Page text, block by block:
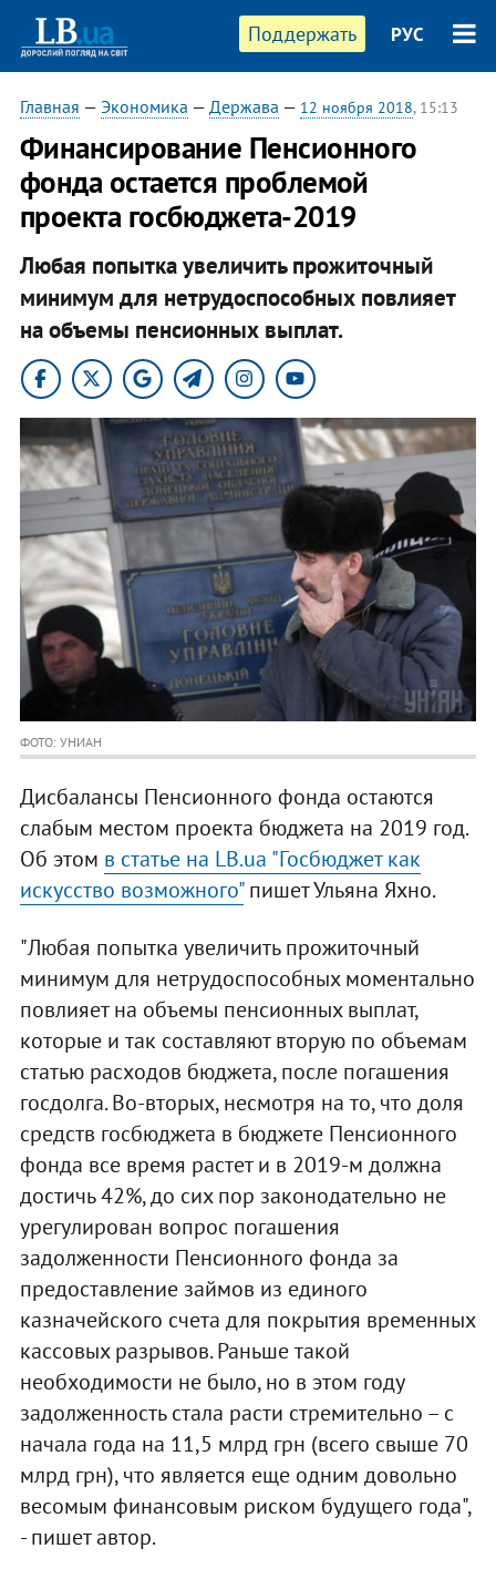
Поддержать РУС
Главная — Экономика — Держава — 12 ноября 2018, 15:13
Финансирование Пенсионного
фонда остается проблемой
проекта госбюджета-2019
Любая попытка увеличить прожиточный
минимум для нетрудоспособных повлияет
на объемы пенсионных выплат.
ФОТО: УНИАН
Дисбалансы Пенсионного фонда остаются
слабым местом проекта бюджета на 2019 год.
Об этом в статье на LB.ua "Госбюджет как
искусство возможного"пишет Ульяна Яхно.
"Любая попытка увеличить прожиточный
минимум для нетрудоспособных моментально
повлияет на объемы пенсионных выплат,
которые и так составляют вторую по объемам
статью расходов бюджета, после погашения
госдолга. Во-вторых, несмотря на то, что доля
средств госбюджета в бюджете Пенсионного
фонда все время растет и в 2019-м должна
достичь 42%, до сих пор законодательно не
урегулирован вопрос погашения
задолженности Пенсионного фонда за
предоставление займов из единого
казначейского счета для покрытия временных
кассовых разрывов. Раньше такой
необходимости не было, но в этом году
задолженность стала расти стремительно – с
начала года на 11,5 млрд грн (всего свыше 70
млрд грн), что является еще одним довольно
весомым финансовым риском будущего года",
- пишет автор.